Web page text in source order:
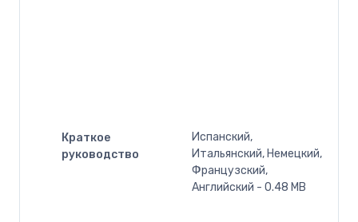
Краткое
руководство
Испанский,
Итальянский, Немецкий,
Французский,
Английский - 0.48 MB